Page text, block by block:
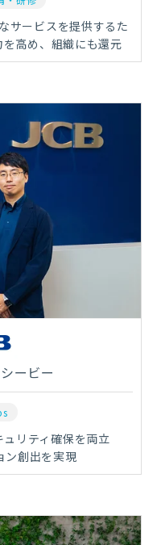
サービスを提供するた
高め、組織にも還元
ービー
リティ確保を両立
ン創出を実現